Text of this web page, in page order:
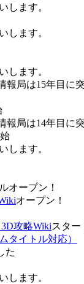
します。
します。
します。
局は15年目に突
局は14年目に突
します。
オープン！
オープン！
攻略Wikiスター
タイトル対応）
た
します。